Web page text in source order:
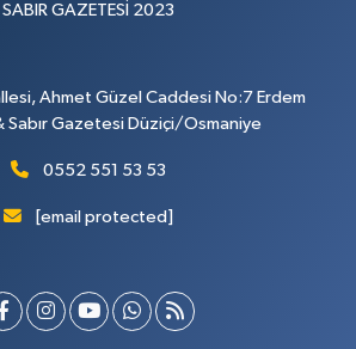
SABIR GAZETESİ 2023
Ahmet Güzel Caddesi No:7 Erdem
Sabır Gazetesi Düziçi/Osmaniye
0552 551 53 53
[email protected]